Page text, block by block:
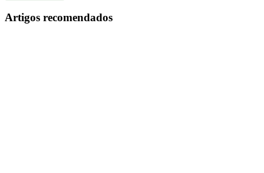
Artigos recomendados